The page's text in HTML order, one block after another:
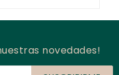
novedades!